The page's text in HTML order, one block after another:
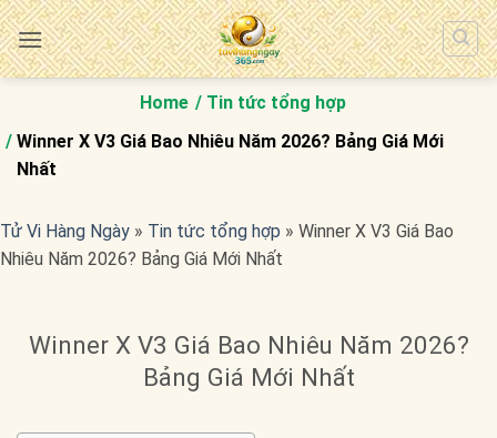
Bỏ
qua
nội
Home
Tin tức tổng hợp
Winner X V3 Giá Bao Nhiêu Năm 2026? Bảng Giá Mới
Nhất
Tử Vi Hàng Ngày » Tin tức tổng hợp » Winner X V3 Giá Bao
Nhiêu Năm 2026? Bảng Giá Mới Nhất
Winner X V3 Giá Bao Nhiêu Năm 2026?
Bảng Giá Mới Nhất